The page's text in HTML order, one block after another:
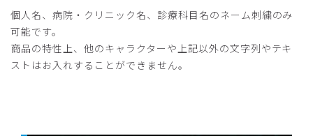
個人名、病院・クリニック名、診療科目名のネーム刺繍のみ
可能です。
商品の特性上、他のキャラクターや上記以外の文字列やテキ
ストはお入れすることができません。